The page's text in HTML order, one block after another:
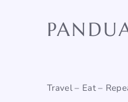
Travel – Eat –